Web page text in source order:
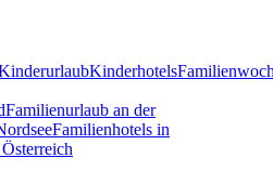
Kinderhotels
Familienurlaub an der
Familienhotels in